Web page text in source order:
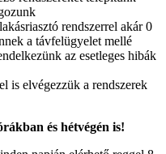
rendszerrel akár 0
a távfelügyelet mellé
az esetleges hibák
is elvégezzük a rendszerek
és hétvégén is!